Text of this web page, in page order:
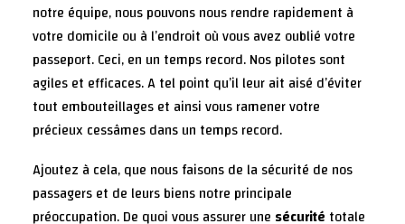
notre équipe, nous pouvons nous rendre rapidement à
votre domicile ou à l’endroit où vous avez oublié votre
passeport. Ceci, en un temps record. Nos pilotes sont
agiles et efficaces. A tel point qu’il leur ait aisé d’éviter
tout embouteillages et ainsi vous ramener votre
précieux cessâmes dans un temps record.
Ajoutez à cela, que nous faisons de la sécurité de nos
passagers et de leurs biens notre principale
préoccupation. De quoi vous assurer une sécurité totale